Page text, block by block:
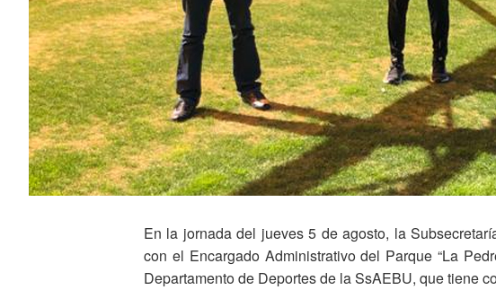
En la jornada del jueves 5 de agosto, la
con el Encargado Administrativo del Parque “La
Departamento de Deportes de la SsAEBU, que tiene